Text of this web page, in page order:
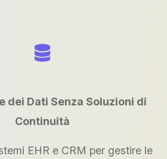
dei Dati Senza Soluzioni di
Continuità
EHR e CRM per gestire le